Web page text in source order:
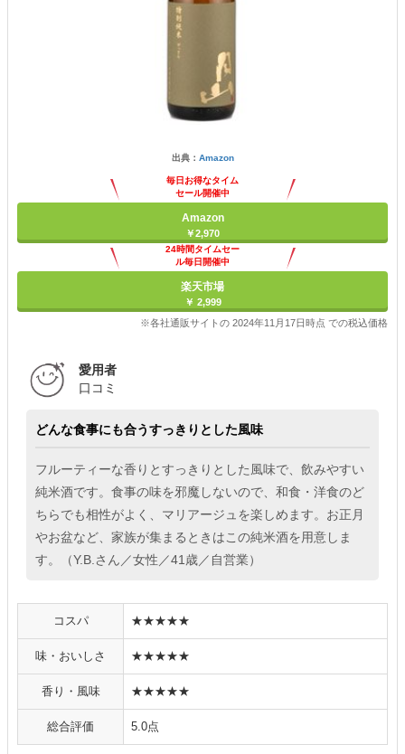
出典： Amazon
毎日お得なタイム
セール開催中
Amazon
￥2,970
24時間タイムセー
ル毎日開催中
楽天市場
￥ 2,999
※各社通販サイトの 2024年11月17日時点 での税込価格
愛用者
口コミ
どんな食事にも合うすっきりとした風味
フルーティーな香りとすっきりとした風味で、飲みやすい
純米酒です。食事の味を邪魔しないので、和食・洋食のど
ちらでも相性がよく、マリアージュを楽しめます。お正月
やお盆など、家族が集まるときはこの純米酒を用意しま
す。（Y.B.さん／女性／41歳／自営業）
コスパ ★★★★★
味・おいしさ ★★★★★
香り・風味 ★★★★★
総合評価 5.0点